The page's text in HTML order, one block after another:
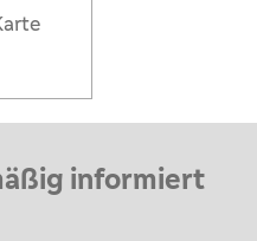
informiert